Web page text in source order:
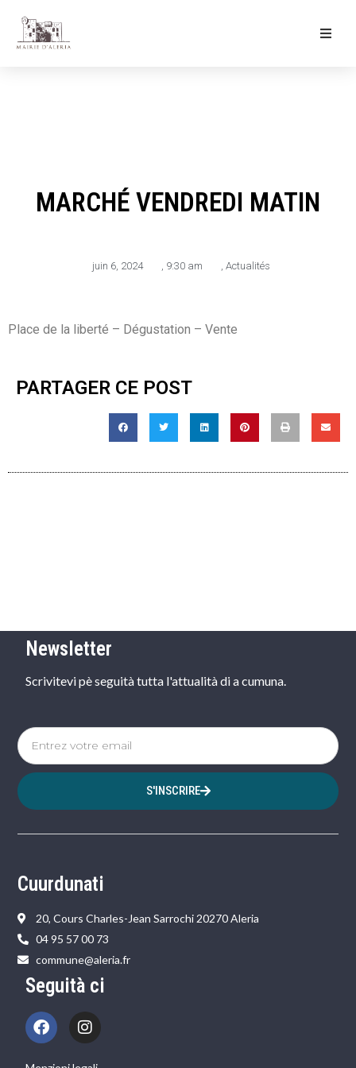
MARCHÉ VENDREDI MATIN
juin 6, 2024 , 9:30 am , Actualités
Place de la liberté – Dégustation – Vente
PARTAGER CE POST
Newsletter
Scrivitevi pè seguità tutta l'attualità di a cumuna.
S'INSCRIRE
Cuurdunati
20, Cours Charles-Jean Sarrochi 20270 Aleria
04 95 57 00 73
commune@aleria.fr
Seguità ci